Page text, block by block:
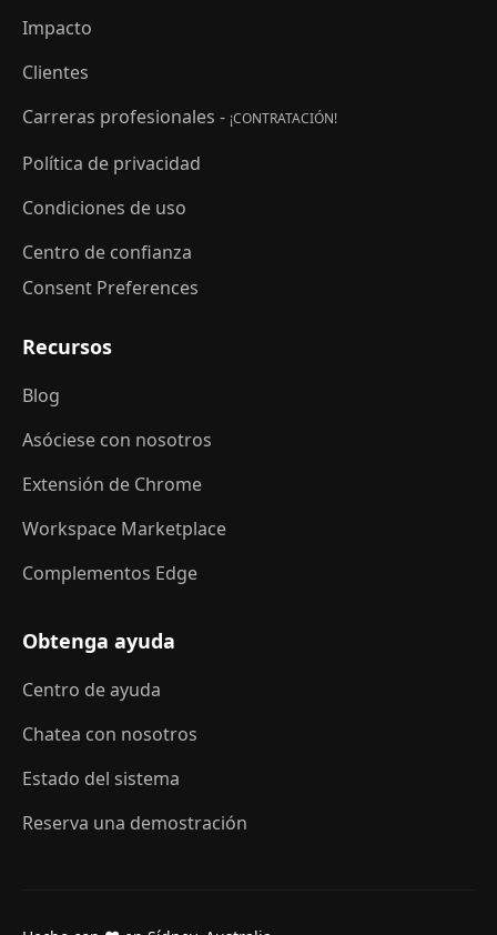
Impacto
Clientes
Carreras profesionales - ¡CONTRATACIÓN!
Política de privacidad
Condiciones de uso
Centro de confianza
Consent Preferences
Recursos
Blog
Asóciese con nosotros
Extensión de Chrome
Workspace Marketplace
Complementos Edge
Obtenga ayuda
Centro de ayuda
Chatea con nosotros
Estado del sistema
Reserva una demostración